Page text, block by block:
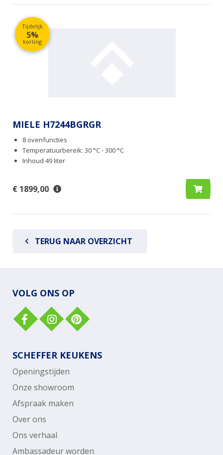
Tijdelijk
5%
korting
MIELE H7244BGRGR
8 ovenfuncties
Temperatuurbereik: 30 °C - 300 °C
Inhoud 49 liter
€ 1899,00
TERUG NAAR OVERZICHT
VOLG ONS OP
SCHEFFER KEUKENS
Openingstijden
Onze showroom
Afspraak maken
Over ons
Ons verhaal
Ambassadeur worden